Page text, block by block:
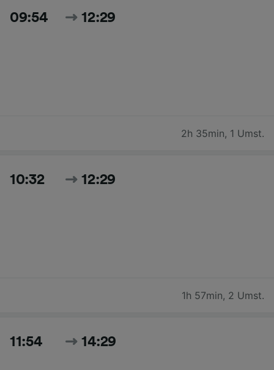
09:54 12:29
2h 35min, 1 Umst.
10:32 12:29
1h 57min, 2 Umst.
11:54 14:29